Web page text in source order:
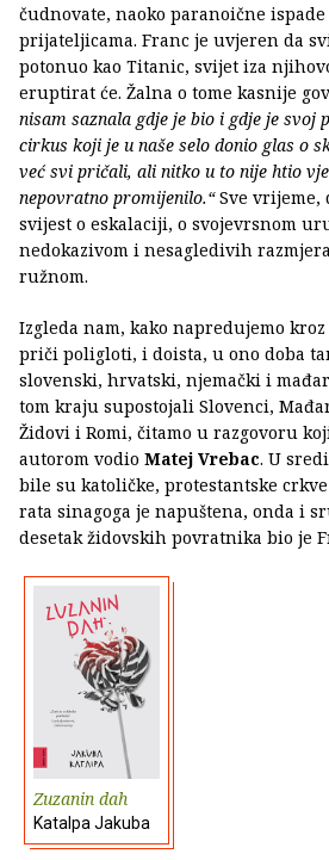
čudnovate, naoko paranoične
prijateljicama. Franc je uvjeren da
potonuo kao Titanic, svijet iza
eruptirat će. Žalna o tome kasnije
nisam saznala gdje je bio i gdje je svoj
cirkus koji je u naše selo donio glas o
već svi pričali, ali nitko u to nije htio
nepovratno promijenilo.“Sve vrijeme,
svijest o eskalaciji, o svojevrsnom
nedokazivom i nesagledivih
ružnom.
Izgleda nam, kako napredujemo
priči poligloti, i doista, u ono doba
slovenski, hrvatski, njemački i
tom kraju supostojali Slovenci,
Židovi i Romi, čitamo u razgovoru
autorom vodio Matej Vrebac. U
bile su katoličke, protestantske
rata sinagoga je napuštena, onda i
desetak židovskih povratnika bio je
Zuzanin dah
Katalpa Jakuba